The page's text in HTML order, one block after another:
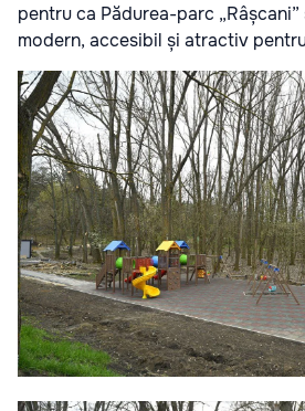
pentru ca Pădurea-parc
modern, accesibil și atractiv